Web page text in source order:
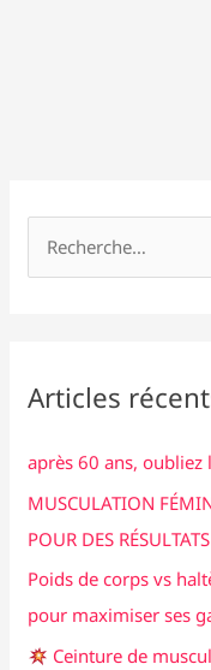
r
:
Articles
après 60 ans, oubliez
MUSCULATION
POUR DES
Poids de corps vs
pour maximiser ses
Ceinture de